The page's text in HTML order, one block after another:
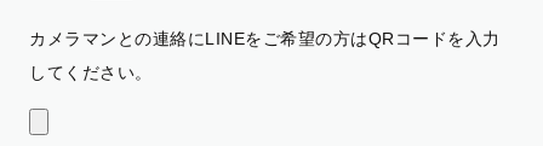
カメラマンとの連絡にLINEをご希望の方はQRコードを入力
してください。